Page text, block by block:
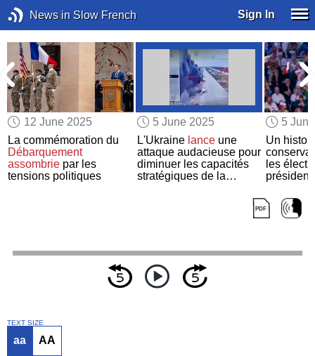
News in Slow French Sign In
12 June 2025
La commémoration du
Débarquement
assombrie par les
tensions politiques
5 June 2025
L'Ukraine lanceune
attaque audacieuse pour
diminuer les capacités
stratégiques de la
5
Un
les
TEXT SIZE
aa AA